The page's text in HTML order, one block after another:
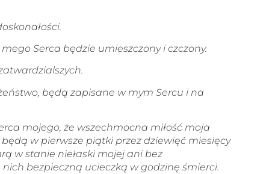
Serca będzie umieszczony i czczony.
będą zapisane w mym Sercu i na
mojego, że wszechmocna miłość moja
w pierwsze piątki przez dziewięć miesięcy
w stanie niełaski mojej ani bez
bezpieczną ucieczką w godzinę śmierci.